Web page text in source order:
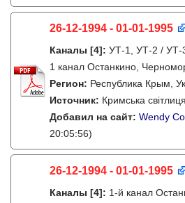
26-12-1994 - 01-01-1995
Каналы [4]: УТ-1, УТ-2 / УТ-
1 канал Останкино,
Регион: Республика Крым,
Источник: Кримська світлиця
Добавил на сайт: Wendy
20:05:56)
26-12-1994 - 01-01-1995
Каналы [4]: 1-й канал